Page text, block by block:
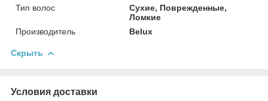
Тип волос
Сухие, Поврежденные,
Ломкие
Производитель
Belux
Скрыть
Условия доставки